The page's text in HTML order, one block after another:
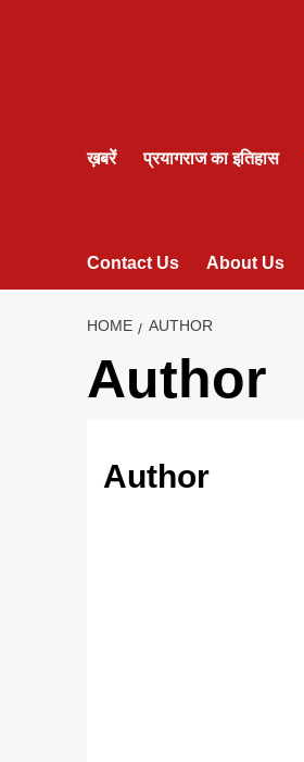
ख़बरें प्रयागराज का इतिहास
Contact Us About Us
HOME AUTHOR
Author
Author